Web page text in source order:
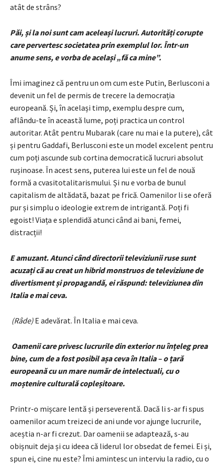
atât de strâns?
Păi, și la noi sunt cam aceleași lucruri. Autorități corupte
care pervertesc societatea prin exemplul lor. Într-un
anume sens, e vorba de același „fă ca mine”.
Îmi imaginez că pentru un om cum este Putin, Berlusconi a
devenit un fel de permis de trecere la democrația
europeană. Și, în același timp, exemplu despre cum,
aflându-te în această lume, poți practica un control
autoritar. Atât pentru Mubarak (care nu mai e la putere), cât
și pentru Gaddafi, Berlusconi este un model excelent pentru
cum poți ascunde sub cortina democratică lucruri absolut
rușinoase. În acest sens, puterea lui este un fel de nouă
formă a cvasitotalitarismului. Și nu e vorba de bunul
capitalism de altădată, bazat pe frică. Oamenilor li se oferă
pur și simplu o ideologie extrem de intrigantă. Poți fi
egoist! Viața e splendidă atunci când ai bani, femei,
distracții!
E amuzant. Atunci când directorii televiziunii ruse sunt
acuzați că au creat un hibrid monstruos de televiziune de
divertisment și propagandă, ei răspund: televiziunea din
Italia e mai ceva.
(Râde) E adevărat. În Italia e mai ceva.
Oamenii care privesc lucrurile din exterior nu înțeleg prea
bine, cum de a fost posibil așa ceva în Italia – o țară
europeană cu un mare număr de intelectuali, cu o
moștenire culturală copleșitoare.
Printr-o mișcare lentă și perseverentă. Dacă li s-ar fi spus
oamenilor acum treizeci de ani unde vor ajunge lucrurile,
aceștia n-ar fi crezut. Dar oamenii se adaptează, s-au
obișnuit deja și cu ideea că liderul lor obsedat de femei. Ei și,
spun ei, cine nu este? Îmi amintesc un interviu la radio, cu o